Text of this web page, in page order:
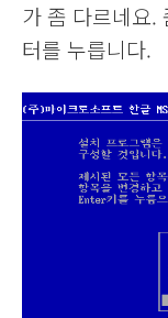
가 좀 다르네요.
터를 누릅니다.